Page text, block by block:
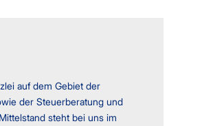
auf dem Gebiet der
der Steuerberatung und
steht bei uns im